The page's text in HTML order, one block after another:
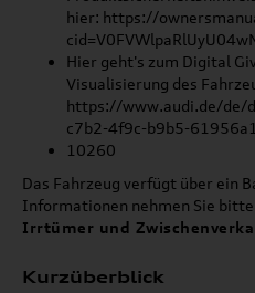
hier: https://
Hier geht's zum Digital
Visualisierung des
https://www.audi.de/de/
c7b2-4f9c-b9b5-
10260
Das Fahrzeug verfügt über ein
Informationen nehmen Sie
Irrtümer und
Kurzüberblick